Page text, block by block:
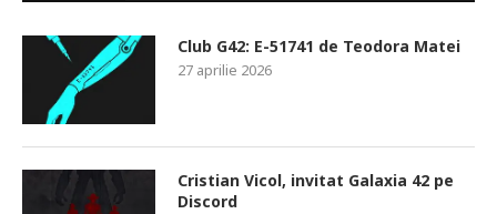
Club G42: E-51741 de Teodora Matei
27 aprilie 2026
Cristian Vicol, invitat Galaxia 42 pe
Discord